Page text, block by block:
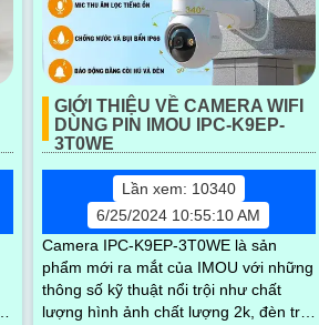
GIỚI THIỆU VỀ CAMERA WIFI
DÙNG PIN IMOU IPC-K9EP-
3T0WE
Lần xem: 10340
6/25/2024 10:55:10 AM
Camera IPC-K9EP-3T0WE là sản
phẩm mới ra mắt của IMOU với những
thông số kỹ thuật nổi trội như chất
lượng hình ảnh chất lượng 2k, đèn trợ